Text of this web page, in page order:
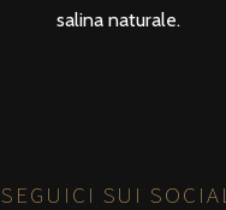
salina naturale.
SEGUICI SUI SOCIAL